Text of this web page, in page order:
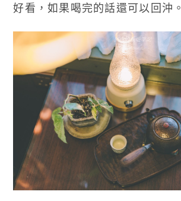
好看，如果喝完的話還可以回沖。